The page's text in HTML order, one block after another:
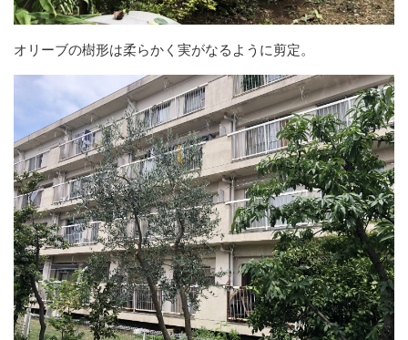
オリーブの樹形は柔らかく実がなるように剪定。